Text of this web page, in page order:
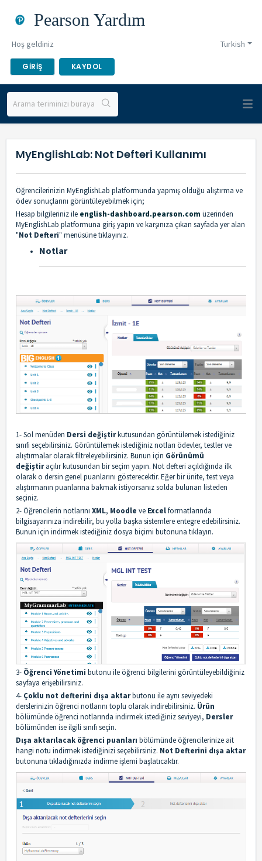
Pearson Yardım
Turkish
Hoş geldiniz
GIRIŞ KAYDOL
MyEnglishLab: Not Defteri Kullanımı
Öğrencilerinizin MyEnglishLab platformunda yapmış olduğu alıştırma ve
ödev sonuçlarını görüntüleyebilmek için;
Hesap bilgileriniz ile english-dashboard.pearson.com üzerinden
MyEnglishLab platformuna giriş yapın ve karşınıza çıkan sayfada yer alan
"Not Defteri" menüsüne tıklayınız.
Notlar
1- Sol menüden Dersi değiştirkutusundan görüntülemek istediğiniz
sınıfı seçebilirsiniz. Görüntülemek istediğiniz notları ödevler, testler ve
alıştırmalar olarak filtreleyebilirsiniz. Bunun için Görünümü
değiştiraçılır kutusundan bir seçim yapın. Not defteri açıldığında ilk
olarak o dersin genel puanlarını gösterecektir. Eğer bir ünite, test veya
alıştırmanın puanlarına bakmak istiyorsanız solda bulunan listeden
seçiniz.
2- Öğrencilerin notlarını XML, Moodle ve Excelformatlarında
bilgisayarınıza indirebilir, bu yolla başka sistemlere entegre edebilirsiniz.
Bunun için indirmek istediğiniz dosya biçimi butonuna tıklayın.
3- Öğrenci Yönetimi butonu ile öğrenci bilgilerini görüntüleyebildiğiniz
sayfaya erişebilirsiniz.
4- Çoklu not defterini dışa aktarbutonu ile aynı seviyedeki
derslerinizin öğrenci notlarını toplu olarak indirebilirsiniz. Ürün
bölümünde öğrenci notlarında indirmek istediğiniz seviyeyi, Dersler
bölümünden ise ilgili sınıfı seçin.
Dışa aktarılacak öğrenci puanları bölümünde öğrencilerinize ait
hangi notu indirmek istediğinizi seçebilirsiniz. Not Defterini dışa aktar
butonuna tıkladığınızda indirme işlemi başlatıcaktır.